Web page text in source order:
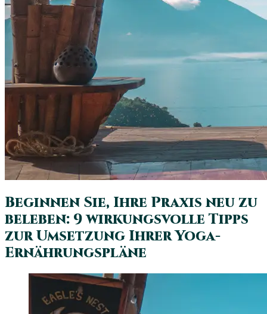
Beginnen Sie, Ihre Praxis neu zu
beleben: 9 wirkungsvolle Tipps
zur Umsetzung Ihrer Yoga-
Ernährungspläne